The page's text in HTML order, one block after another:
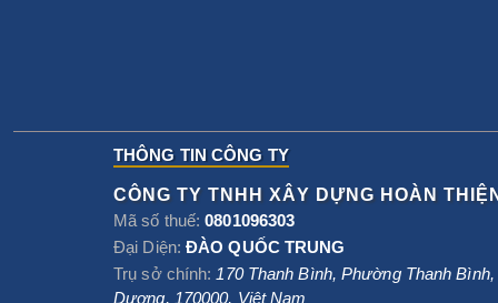
THÔNG TIN CÔNG TY
CÔNG TY TNHH XÂY DỰNG HOÀN
Mã số thuế:0801096303
Đại Diện: ĐÀO QUỐC TRUNG
Trụ sở chính: 170 Thanh Bình, Phường Thanh Bình,
Dương, 170000, Việt Nam